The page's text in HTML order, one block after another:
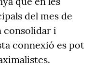
del mes de
consolidar i
connexió es pot